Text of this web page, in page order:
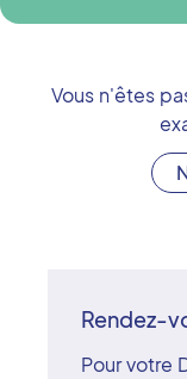
Vous n'êtes
Rendez-
Pour votre